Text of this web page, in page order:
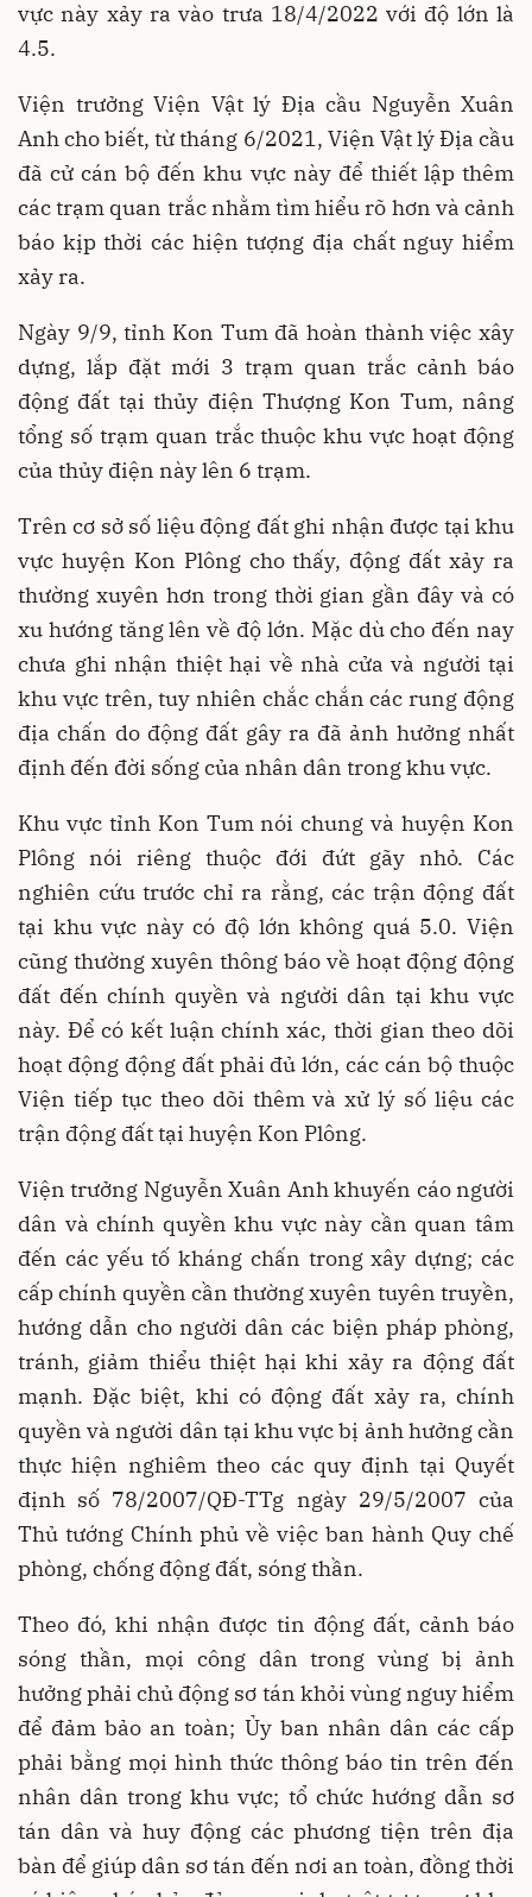
vực này xảy ra vào trưa 18/4/2022 với độ lớn là
4.5.
Viện trưởng Viện Vật lý Địa cầu Nguyễn Xuân
Anh cho biết, từ tháng 6/2021, Viện Vật lý Địa cầu
đã cử cán bộ đến khu vực này để thiết lập thêm
các trạm quan trắc nhằm tìm hiểu rõ hơn và cảnh
báo kịp thời các hiện tượng địa chất nguy hiểm
xảy ra.
Ngày 9/9, tỉnh Kon Tum đã hoàn thành việc xây
dựng, lắp đặt mới 3 trạm quan trắc cảnh báo
động đất tại thủy điện Thượng Kon Tum, nâng
tổng số trạm quan trắc thuộc khu vực hoạt động
của thủy điện này lên 6 trạm.
Trên cơ sở số liệu động đất ghi nhận được tại khu
vực huyện Kon Plông cho thấy, động đất xảy ra
thường xuyên hơn trong thời gian gần đây và có
xu hướng tăng lên về độ lớn. Mặc dù cho đến nay
chưa ghi nhận thiệt hại về nhà cửa và người tại
khu vực trên, tuy nhiên chắc chắn các rung động
địa chấn do động đất gây ra đã ảnh hưởng nhất
định đến đời sống của nhân dân trong khu vực.
Khu vực tỉnh Kon Tum nói chung và huyện Kon
Plông nói riêng thuộc đới đứt gãy nhỏ. Các
nghiên cứu trước chỉ ra rằng, các trận động đất
tại khu vực này có độ lớn không quá 5.0. Viện
cũng thường xuyên thông báo về hoạt động động
đất đến chính quyền và người dân tại khu vực
này. Để có kết luận chính xác, thời gian theo dõi
hoạt động động đất phải đủ lớn, các cán bộ thuộc
Viện tiếp tục theo dõi thêm và xử lý số liệu các
trận động đất tại huyện Kon Plông.
Viện trưởng Nguyễn Xuân Anh khuyến cáo người
dân và chính quyền khu vực này cần quan tâm
đến các yếu tố kháng chấn trong xây dựng; các
cấp chính quyền cần thường xuyên tuyên truyền,
hướng dẫn cho người dân các biện pháp phòng,
tránh, giảm thiểu thiệt hại khi xảy ra động đất
mạnh. Đặc biệt, khi có động đất xảy ra, chính
quyền và người dân tại khu vực bị ảnh hưởng cần
thực hiện nghiêm theo các quy định tại Quyết
định số 78/2007/QĐ-TTg ngày 29/5/2007 của
Thủ tướng Chính phủ về việc ban hành Quy chế
phòng, chống động đất, sóng thần.
Theo đó, khi nhận được tin động đất, cảnh báo
sóng thần, mọi công dân trong vùng bị ảnh
hưởng phải chủ động sơ tán khỏi vùng nguy hiểm
để đảm bảo an toàn; Ủy ban nhân dân các cấp
phải bằng mọi hình thức thông báo tin trên đến
nhân dân trong khu vực; tổ chức hướng dẫn sơ
tán dân và huy động các phương tiện trên địa
bàn để giúp dân sơ tán đến nơi an toàn, đồng thời